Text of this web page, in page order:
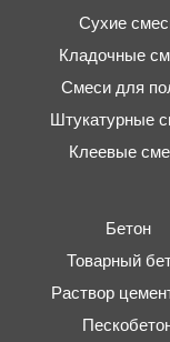
Сухие
Кладочные
Смеси для
Штукатурные
Клеевые
Бетон
Товарный
Раствор